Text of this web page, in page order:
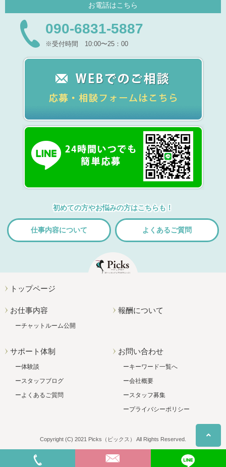
お電話はこちら
090-6831-5887
※受付時間 10:00〜25：00
初めての方やお悩みの方はこちらも！
仕事内容について よくあるご質問
トップページ
お仕事内容
チャットルーム公開
報酬について
サポート体制
体験談
スタッフブログ
よくあるご質問
お問い合わせ
キーワード一覧へ
会社概要
スタッフ募集
プライバシーポリシー
Copyright (C) 2021 Picks（ピックス） All Rights Reserved.